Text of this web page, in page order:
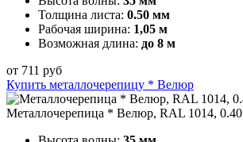
Толщина листа: 0.50 мм
Рабочая ширина: 1,05 м
Возможная длина: до 8 м
от 711 руб
Купить металлочерепицу * Велюр
Металлочерепица * Велюр, RAL 1014, 0.40